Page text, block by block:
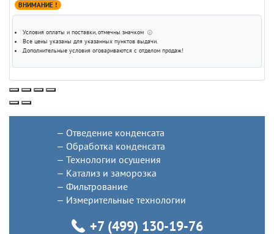
ВНИМАНИЕ !
Условия оплаты и поставки, отмечны значком ⓘ
Все цены указаны для указанных пунктов выдачи.
Дополнительные условия оговариваются с отделом продаж!
Отведение конденсата
Обработка конденсата
Технологии осушения
Катализ и заморозка
Фильтрование
Измерительные технологии
+7 (499) 130-19-76